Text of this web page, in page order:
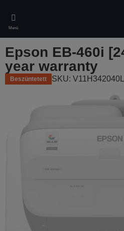
main
content
Menü
Epson EB-460i
year warranty
Beszüntetett SKU: